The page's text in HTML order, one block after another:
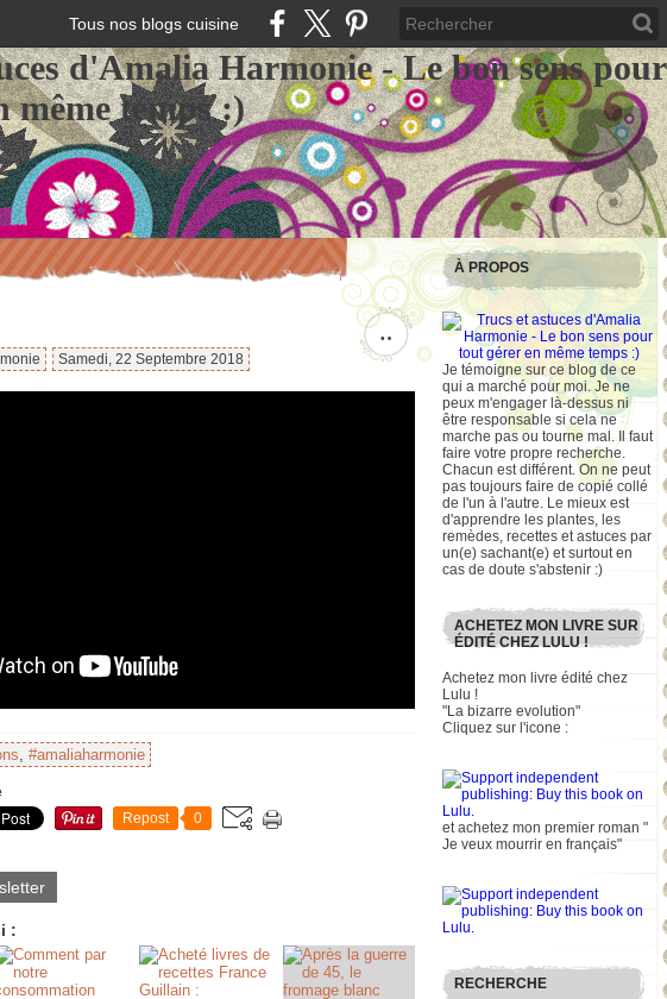
Tous nos blogs cuisine
d'Amalia Harmonie - Le bon sens pour
même temps :)
…
Samedi, 22 Septembre 2018
, #amaliaharmonie
Repost 0
:
À PROPOS
Je témoigne sur ce blog de ce
qui a marché pour moi. Je ne
peux m'engager là-dessus ni
être responsable si cela ne
marche pas ou tourne mal. Il faut
faire votre propre recherche.
Chacun est différent. On ne peut
pas toujours faire de copié collé
de l'un à l'autre. Le mieux est
d'apprendre les plantes, les
remèdes, recettes et astuces par
un(e) sachant(e) et surtout en
cas de doute s'abstenir :)
ACHETEZ MON LIVRE SUR
ÉDITÉ CHEZ LULU !
Achetez mon livre édité chez
Lulu !
"La bizarre evolution"
Cliquez sur l'icone :
et achetez mon premier roman "
Je veux mourrir en français"
RECHERCHE